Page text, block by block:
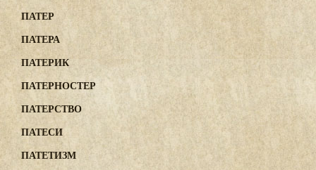
ПАТЕР
ПАТЕРА
ПАТЕРИК
ПАТЕРНОСТЕР
ПАТЕРСТВО
ПАТЕСИ
ПАТЕТИЗМ